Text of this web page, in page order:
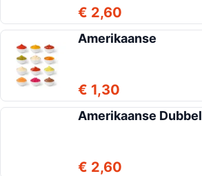
€ 2,60
Amerikaanse
€ 1,30
Amerikaanse Dubbel
€ 2,60